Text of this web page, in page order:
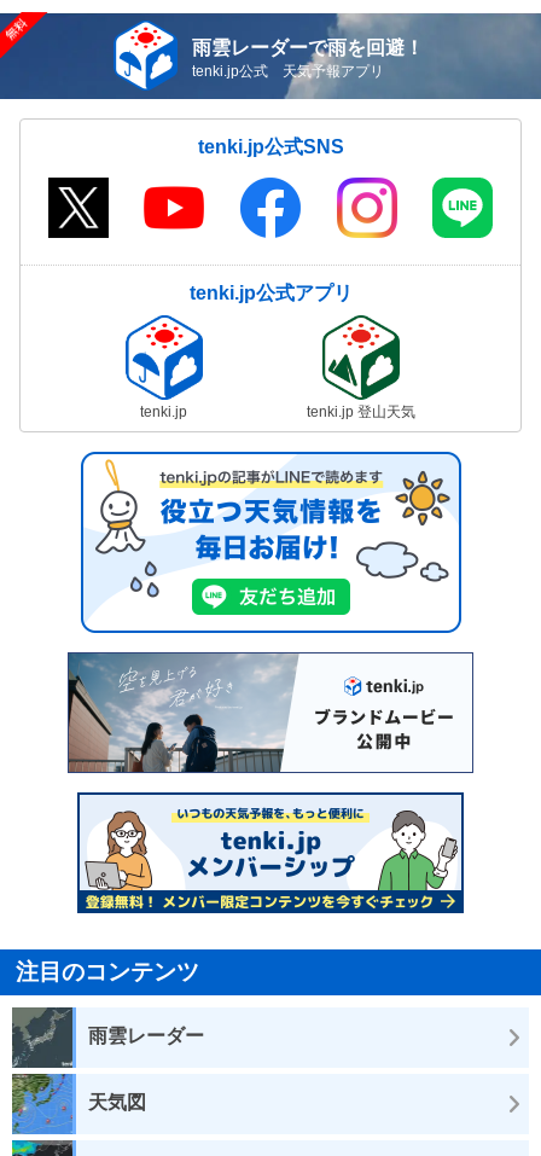
雨雲レーダーで雨を回避！
tenki.jp公式 天気予報アプリ
tenki.jp公式SNS
tenki.jp公式アプリ
tenki.jp tenki.jp 登山天気
注目のコンテンツ
雨雲レーダー
天気図